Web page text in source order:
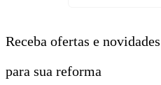
Receba ofertas e novidades
para sua reforma